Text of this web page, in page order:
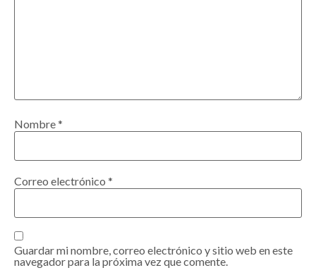
Nombre*
Correo electrónico *
Guardar mi nombre, correo electrónico y sitio web en este
navegador para la próxima vez que comente.